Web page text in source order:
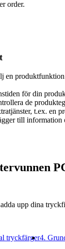
order.
en
för din
de
t.ex. en
till
upp dina
tryckfärger4.